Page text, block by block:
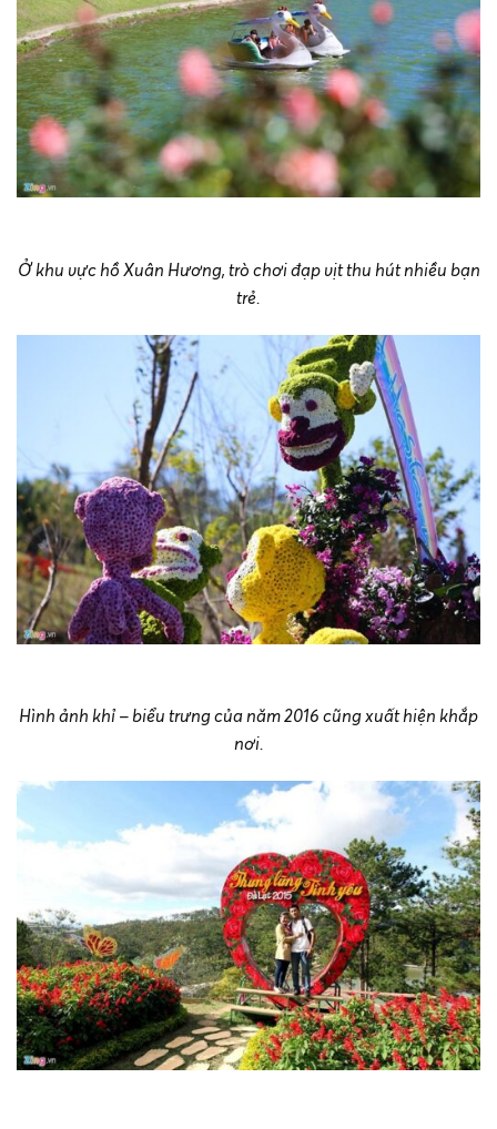
Ở khu vực hồ Xuân Hương, trò chơi đạp vịt thu hút nhiều bạn
trẻ.
Hình ảnh khỉ – biểu trưng của năm 2016 cũng xuất hiện khắp
nơi.